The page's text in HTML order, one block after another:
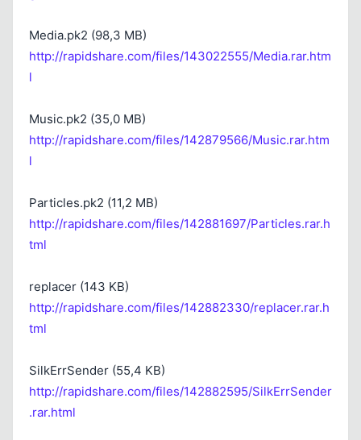
Media.pk2 (98,3 MB)
http://rapidshare.com/files/143022555/Media.rar.htm
l
Music.pk2 (35,0 MB)
http://rapidshare.com/files/142879566/Music.rar.htm
l
Particles.pk2 (11,2 MB)
http://rapidshare.com/files/142881697/Particles.rar.h
tml
replacer (143 KB)
http://rapidshare.com/files/142882330/replacer.rar.h
tml
SilkErrSender (55,4 KB)
http://rapidshare.com/files/142882595/SilkErrSender
.rar.html